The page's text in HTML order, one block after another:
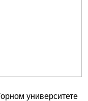
университете